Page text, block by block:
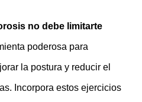
no debe limitarte
poderosa para
la postura y reducir el
Incorpora estos ejercicios